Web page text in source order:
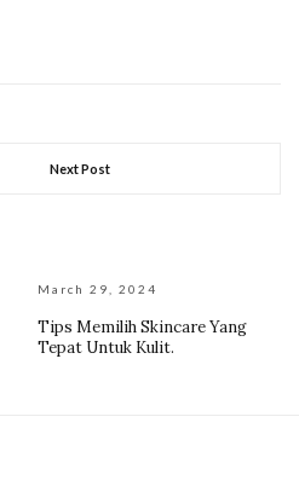
Next Post
March 29, 2024
Tips Memilih Skincare Yang
Tepat Untuk Kulit.